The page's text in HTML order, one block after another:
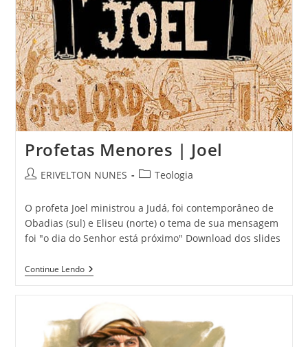
Profetas Menores | Joel
ERIVELTON NUNES Teologia
O profeta Joel ministrou a Judá, foi contemporâneo de
Obadias (sul) e Eliseu (norte) o tema de sua mensagem
foi "o dia do Senhor está próximo" Download dos slides
Continue Lendo